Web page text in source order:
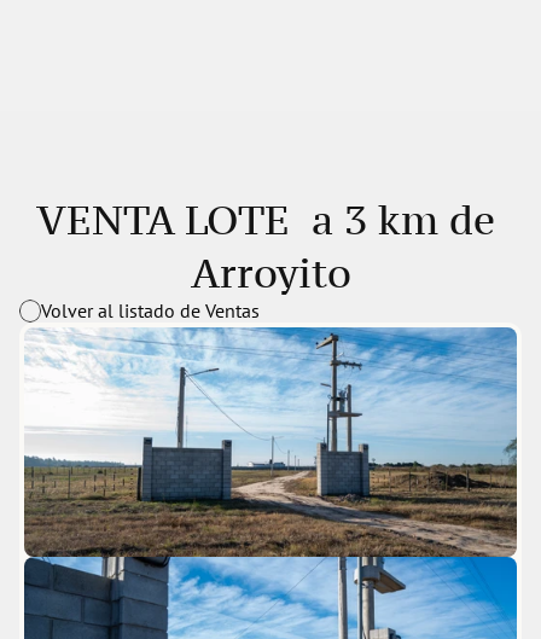
VENTA LOTE  a 3 km de
Arroyito
Volver al listado de Ventas